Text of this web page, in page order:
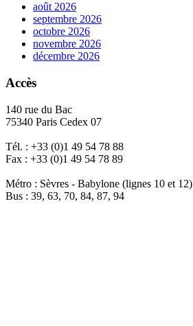
août 2026
septembre 2026
octobre 2026
novembre 2026
décembre 2026
Accès
140 rue du Bac
75340 Paris Cedex 07
Tél. : +33 (0)1 49 54 78 88
Fax : +33 (0)1 49 54 78 89
Métro : Sèvres - Babylone (lignes 10 et 12)
Bus : 39, 63, 70, 84, 87, 94